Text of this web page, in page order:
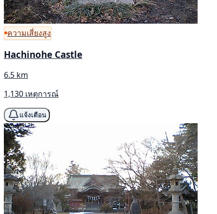
ความเสี่ยงสูง
Hachinohe Castle
6.5 km
1,130 เหตุการณ์
แจ้งเตือน